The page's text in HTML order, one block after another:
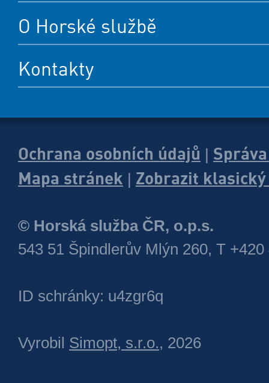
O Horské službě
Kontakty
Ochrana osobních údajů
Mapa stránek
Zobrazit
© Horská služba ČR, o.p.s.
543 51 Špindlerův Mlýn 260, T +420
ID schránky: u4zgr6q
Vyrobil Simopt, s.r.o., 2026